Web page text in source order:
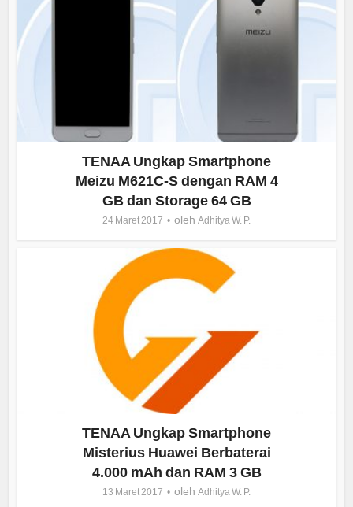
TENAA Ungkap Smartphone
Meizu M621C-S dengan RAM 4
GB dan Storage 64 GB
24 Maret 2017 oleh Adhitya W. P.
TENAA Ungkap Smartphone
Misterius Huawei Berbaterai
4.000 mAh dan RAM 3 GB
13 Maret 2017 oleh Adhitya W. P.